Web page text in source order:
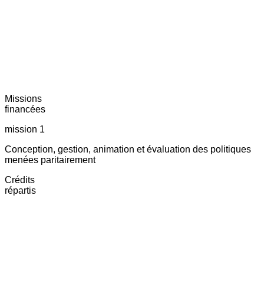
Missions
financées
mission 1
Conception, gestion, animation et évaluation des politiques
menées paritairement
Crédits
répartis